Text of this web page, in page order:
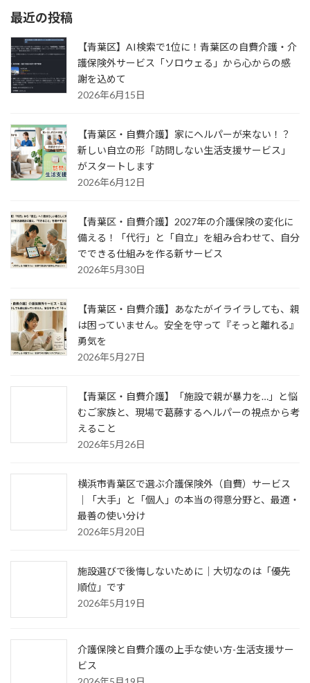
最近の投稿
【青葉区】AI検索で1位に！青葉区の自費介護・介
護保険外サービス「ソロウェる」から心からの感
謝を込めて
2026年6月15日
【青葉区・自費介護】家にヘルパーが来ない！？
新しい自立の形「訪問しない生活支援サービス」
がスタートします
2026年6月12日
【青葉区・自費介護】2027年の介護保険の変化に
備える！「代行」と「自立」を組み合わせて、自分
でできる仕組みを作る新サービス
2026年5月30日
【青葉区・自費介護】あなたがイライラしても、親
は困っていません。安全を守って『そっと離れる』
勇気を
2026年5月27日
【青葉区・自費介護】「施設で親が暴力を…」と悩
むご家族と、現場で葛藤するヘルパーの視点から考
えること
2026年5月26日
横浜市青葉区で選ぶ介護保険外（自費）サービス
｜「大手」と「個人」の本当の得意分野と、最適・
最善の使い分け
2026年5月20日
施設選びで後悔しないために｜大切なのは「優先
順位」です
2026年5月19日
介護保険と自費介護の上手な使い方-生活支援サー
ビス